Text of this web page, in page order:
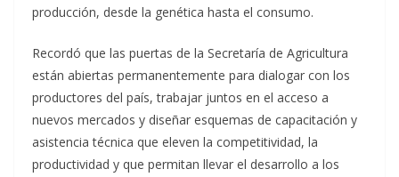
producción, desde la genética hasta el consumo.
Recordó que las puertas de la Secretaría de Agricultura
están abiertas permanentemente para dialogar con los
productores del país, trabajar juntos en el acceso a
nuevos mercados y diseñar esquemas de capacitación y
asistencia técnica que eleven la competitividad, la
productividad y que permitan llevar el desarrollo a los